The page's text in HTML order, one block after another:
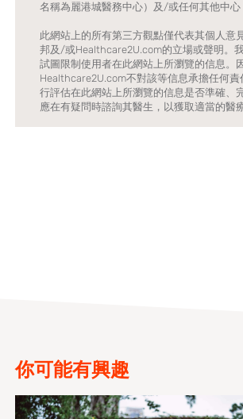
名稱為麗港城醫務中心）及/或任何其他中心
此網站上的所有第三方觀點僅代表其個人意
邦及/或Healthcare2U.com的立場或聲明。
試圖限制使用者在此網站上所瀏覽的信息。
Healthcare2U.com不對該等信息承擔任何責
行評估在此網站上所瀏覽的信息是否準確、
應在有疑問時諮詢其醫生，以獲取適當的醫
你可能有興趣